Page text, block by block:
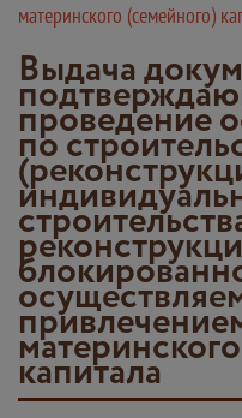
материнского (семейного)
Выдача
проведение
по
капитала